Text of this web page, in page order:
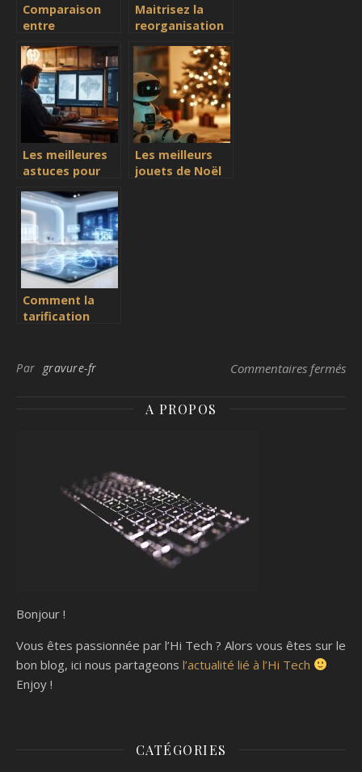
Comparaison
entre
OpenOffice :
lequel est le
meilleur choix
pour la
distribution en
entreprise ?
Maitrisez la
reorganisation
: methodes et
raccourcis
essentiels
Les meilleures
astuces pour
SketchUp
rapidement
dans vos
projets
d’animation
Les meilleurs
jouets de Noël
Comment la
tarification
révolutionne la
stratégie
Par gravure-fr Commentaires fermés
A PROPOS
Bonjour !
Vous êtes passionnée par l’Hi Tech ? Alors vous êtes sur le
bon blog, ici nous partageons l’actualité lié à l’Hi Tech
Enjoy !
CATÉGORIES